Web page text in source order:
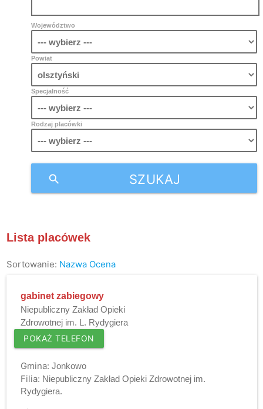
Województwo
Powiat
Specjalność
Rodzaj placówki
SZUKAJ
search
Lista placówek
Sortowanie: Nazwa Ocena
gabinet zabiegowy
Niepubliczny Zakład Opieki
Zdrowotnej im. L. Rydygiera
POKAŻ TELEFON
Gmina: Jonkowo
Filia: Niepubliczny Zakład Opieki Zdrowotnej im.
Rydygiera.